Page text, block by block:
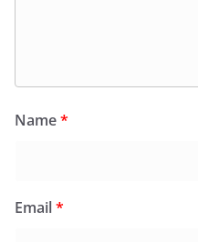
Name*
Email*